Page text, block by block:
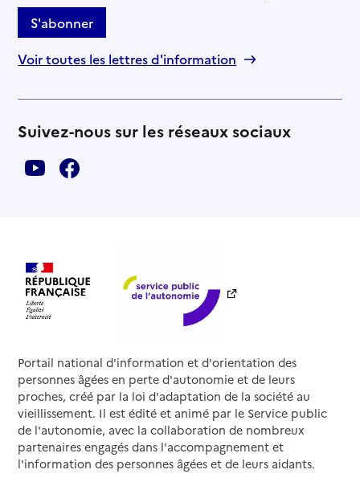
S'abonner
Voir toutes les lettres d'information
Suivez-nous sur les réseaux sociaux
Portail national d'information et d'orientation des
personnes âgées en perte d'autonomie et de leurs
proches, créé par la loi d'adaptation de la société au
vieillissement. Il est édité et animé par le Service public
de l'autonomie, avec la collaboration de nombreux
partenaires engagés dans l'accompagnement et
l'information des personnes âgées et de leurs aidants.